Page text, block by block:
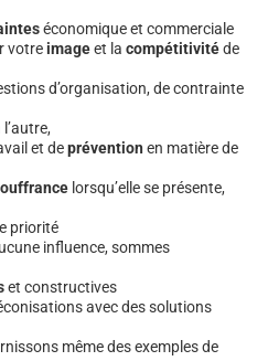
économique et commerciale
votreimageet la compétitivitéde
d’organisation, de contrainte
et deprévention en matière de
lorsqu’elle se présente,
priorité
influence, sommes
et constructives
avec des solutions
même des exemples de